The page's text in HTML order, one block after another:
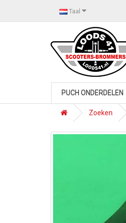
Taal
PUCH ONDERDELEN
Zoeken